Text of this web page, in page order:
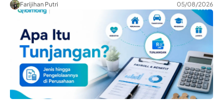
Farijihan Putri
05/08/2026